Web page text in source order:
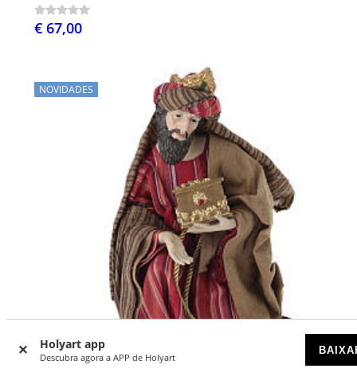
Holyart app
Descubra agora a APP de Holyart
€ 67,00
NOVIDADES